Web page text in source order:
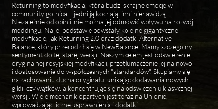
Returning to modyfikacja, która budzi skrajne emocje w
community gothica – jedni ją kochają, inni nienawidzą.
Niezależnie od opinii, nie można jej odmówić wpływu na rozwój
moddingu. Na jej podstawie powstały kolejne gigantyczne
modyfikacje, jak Returning 2.0 oraz dodatki Alternative
Balance, który przerodził się w NewBalance. Mamy szczególny
sentyment do tej starej wersji. Naszym celem jest odświeżenie
oryginalnej rosyjskiej modyfikacji, przetłumaczenie jej na nowo
i dostosowanie do współczesnych "standardów". Skupiamy się
na zachowaniu ducha oryginału, unikając dodawania nowych
gildii czy wątków, a koncentrując się na odświeżeniu klasycznej
wersji. Wiele mechanik opartych jest teraz na Unionie,
wprowadzając liczne usprawnienia i dodatki.